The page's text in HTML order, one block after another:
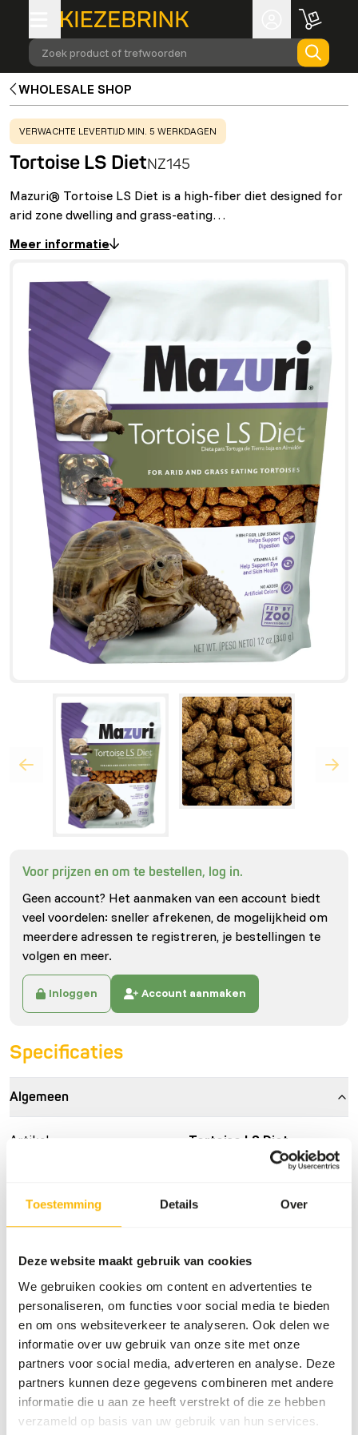
Toestemming Details Over
Deze website maakt gebruik van cookies
We gebruiken cookies om content en advertenties te
personaliseren, om functies voor social media te bieden
en om ons websiteverkeer te analyseren. Ook delen we
informatie over uw gebruik van onze site met onze
partners voor social media, adverteren en analyse. Deze
partners kunnen deze gegevens combineren met andere
informatie die u aan ze heeft verstrekt of die ze hebben
verzameld op basis van uw gebruik van hun services.
Zoek product of trefwoorden
WHOLESALE SHOP
WARNING:
VERWACHTE LEVERTIJD MIN. 5 WERKDAGEN
Tortoise LS DietNZ145
Mazuri® Tortoise LS Diet is a high-fiber diet designed for
arid zone dwelling and grass-eating…
Meer informatie
Voor prijzen en om te bestellen, log in.
Geen account? Het aanmaken van een account biedt
veel voordelen: sneller afrekenen, de mogelijkheid om
meerdere adressen te registreren, je bestellingen te
volgen en meer.
Inloggen Account aanmaken
Specificaties
Algemeen
Artikel
Tortoise LS Diet
Verkoopeenheid
6 x 340 g zak
Voorraadstatus
Details
Maat
6,35 x 12,7 mm
Merk
Mazuri
Voedingsadvies